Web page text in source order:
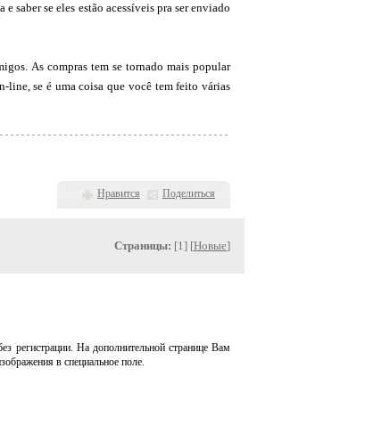
saber se eles estão acessíveis pra ser enviado
As compras tem se tornado mais popular
line, se é uma coisa que você tem feito várias
Нравится Поделиться
Страницы: [1] [Новые]
регистрации. На дополнительной странице Вам
в специальное поле.